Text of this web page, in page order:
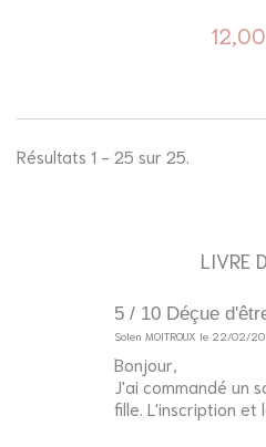
Résultats 1 - 25 sur 25.
LIVRE
5 / 10 Déçue d'être déçue
Solen MOITROUX le 22/02/2026
J'ai commandé un sac pour
fille. L'inscription et le dessin